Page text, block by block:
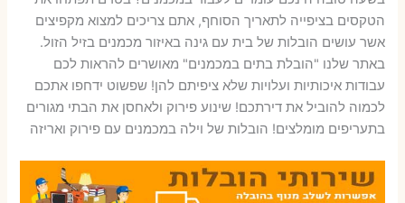
הטקסים בציפייה לתאריך הסוחף, אתם צריכים למצוא מקפיצים
אשר עושים הובלות של בית עם גינה באיזור מכמנים בזיל הזול.
באתר שלנו "הובלת בתים במכמנים" מאושרים להראות לכם
עבודות איכותיות ועלויות שלא ציפיתם להן! שפשוט ידחפו אתכם
לכמוה להוביל את דירתכם! שינוע פירוק ולאחסן את הבתי מגורים
בתעריפים מומלצים! הובלות של וילה במכמנים עם פירוק ואריזה